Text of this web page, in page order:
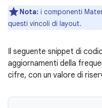
Nota: i componenti
questi vincoli di layout.
Il seguente snippet di
aggiornamenti della
cifre, con un valore di